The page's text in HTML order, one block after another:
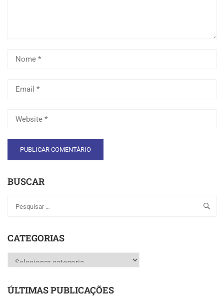
BUSCAR
CATEGORIAS
Categorias
ÚLTIMAS PUBLICAÇÕES